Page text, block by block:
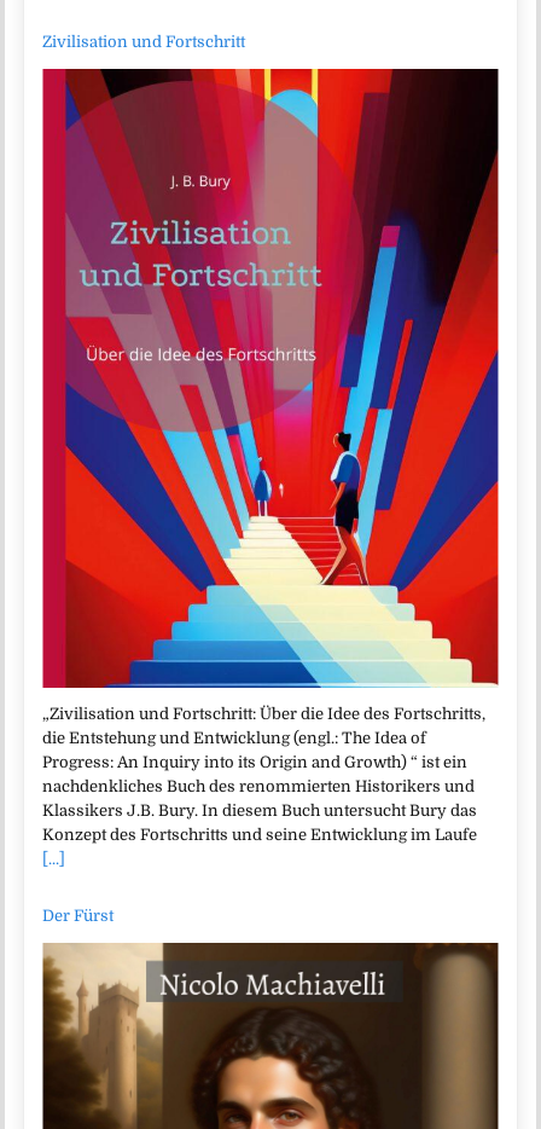
Zivilisation und Fortschritt
„Zivilisation und Fortschritt: Über die Idee des Fortschritts,
die Entstehung und Entwicklung (engl.: The Idea of
Progress: An Inquiry into its Origin and Growth) “ ist ein
nachdenkliches Buch des renommierten Historikers und
Klassikers J.B. Bury. In diesem Buch untersucht Bury das
Konzept des Fortschritts und seine Entwicklung im Laufe
[...]
Der Fürst